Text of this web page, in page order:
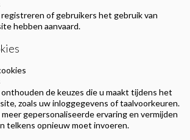
of gebruikers het gebruik van
hebben aanvaard.
de keuzes die u maakt tijdens het
zoals uw inloggegevens of taalvoorkeuren.
gepersonaliseerde ervaring en vermijden
telkens opnieuw moet invoeren.